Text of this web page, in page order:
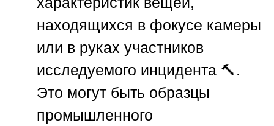
находящихся в фокусе камеры
или в руках участников
исследуемого инцидента 🔨.
Это могут быть образцы
промышленного